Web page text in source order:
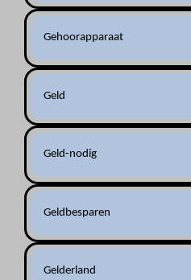
Gehoorapparaat
Geld
Geld-nodig
Geldbesparen
Gelderland